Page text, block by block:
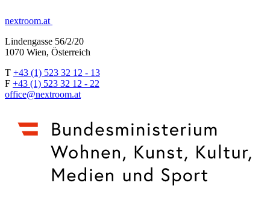
nextroom.at
Lindengasse 56/2/20
1070 Wien, Österreich
T +43 (1) 523 32 12 - 13
F +43 (1) 523 32 12 - 22
office@nextroom.at